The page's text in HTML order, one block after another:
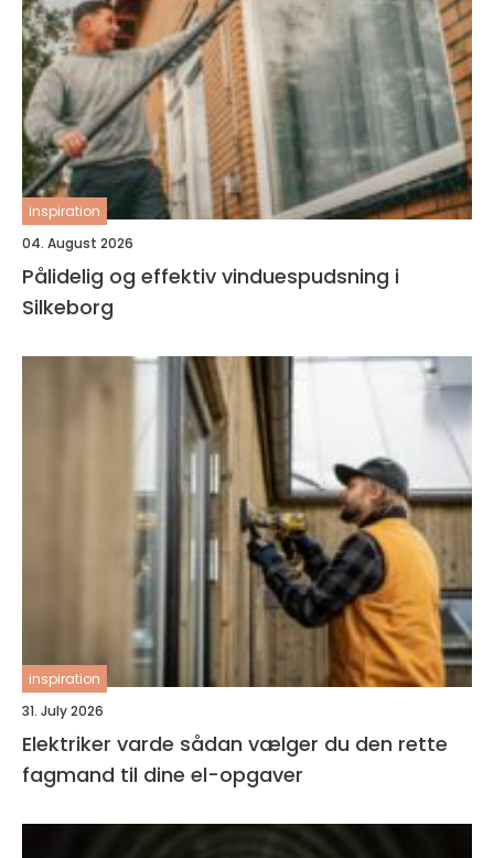
inspiration
04. August 2026
Pålidelig og effektiv vinduespudsning i
Silkeborg
inspiration
31. July 2026
Elektriker varde sådan vælger du den rette
fagmand til dine el-opgaver